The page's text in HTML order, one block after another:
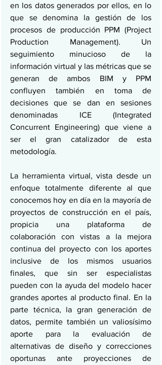
en los datos generados por ellos, en lo
que se denomina la gestión de los
procesos de producción PPM (Project
Production Management). Un
seguimiento minucioso de la
información virtual y las métricas que se
generan de ambos BIM y PPM
confluyen también en toma de
decisiones que se dan en sesiones
denominadas ICE (Integrated
Concurrent Engineering) que viene a
ser el gran catalizador de esta
metodología.
La herramienta virtual, vista desde un
enfoque totalmente diferente al que
conocemos hoy en día en la mayoría de
proyectos de construcción en el país,
propicia una plataforma de
colaboración con vistas a la mejora
continua del proyecto con los aportes
inclusive de los mismos usuarios
finales, que sin ser especialistas
pueden con la ayuda del modelo hacer
grandes aportes al producto final. En la
parte técnica, la gran generación de
datos, permite también un valiosísimo
aporte para la evaluación de
alternativas de diseño y correcciones
oportunas ante proyecciones de